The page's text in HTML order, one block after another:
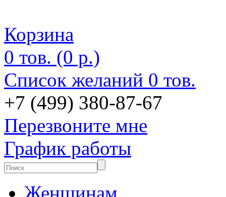
Корзина
0 тов. (0 р.)
Список желаний 0 тов.
+7 (499) 380-87-67
Перезвоните мне
График работы